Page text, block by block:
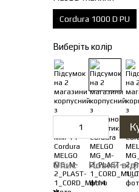
Cordura 1000 D PU
Виберіть колір
Опис Новий